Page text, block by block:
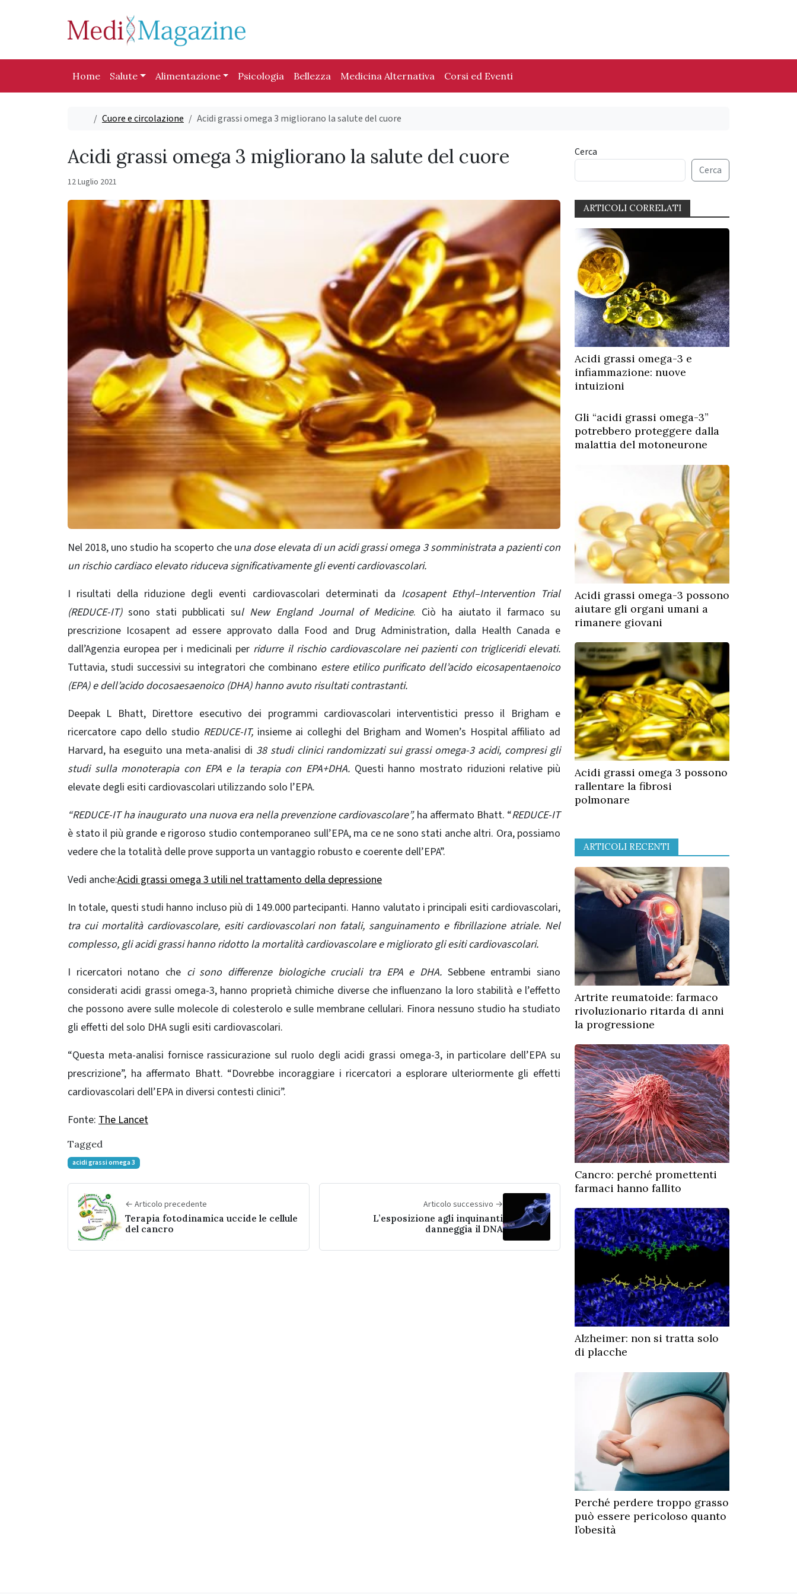
Home Salute Alimentazione Psicologia Bellezza Medicina Alternativa Corsi ed Eventi
Home
Cuore e circolazione Acidi grassi omega 3 migliorano la salute del cuore
Acidi grassi omega 3 migliorano la salute del cuore
12 Luglio 2021
Nel 2018, uno studio ha scoperto che una dose elevata di un acidi grassi omega 3 somministrata a pazienti con
un rischio cardiaco elevato riduceva significativamente gli eventi cardiovascolari.
I risultati della riduzione degli eventi cardiovascolari determinati da Icosapent Ethyl–Intervention Trial
(REDUCE-IT)sono stati pubblicati sul New England Journal of Medicine. Ciò ha aiutato il farmaco su
prescrizione Icosapent ad essere approvato dalla Food and Drug Administration, dalla Health Canada e
dall’Agenzia europea per i medicinali per ridurre il rischio cardiovascolare nei pazienti con trigliceridi elevati.
Tuttavia, studi successivi su integratori che combinano estere etilico purificato dell’acido eicosapentaenoico
(EPA) e dell’acido docosaesaenoico (DHA) hanno avuto risultati contrastanti.
Deepak L Bhatt, Direttore esecutivo dei programmi cardiovascolari interventistici presso il Brigham e
ricercatore capo dello studio REDUCE-IT, insieme ai colleghi del Brigham and Women’s Hospital affiliato ad
Harvard, ha eseguito una meta-analisi di 38 studi clinici randomizzati sui grassi omega-3 acidi, compresi gli
studi sulla monoterapia con EPA e la terapia con EPA+DHA. Questi hanno mostrato riduzioni relative più
elevate degli esiti cardiovascolari utilizzando solo l’EPA.
“REDUCE-IT ha inaugurato una nuova era nella prevenzione cardiovascolare”,ha affermato Bhatt. “REDUCE-IT
è stato il più grande e rigoroso studio contemporaneo sull’EPA, ma ce ne sono stati anche altri. Ora, possiamo
vedere che la totalità delle prove supporta un vantaggio robusto e coerente dell’EPA”.
Vedi anche:Acidi grassi omega 3 utili nel trattamento della depressione
In totale, questi studi hanno incluso più di 149.000 partecipanti. Hanno valutato i principali esiti cardiovascolari,
tra cui mortalità cardiovascolare, esiti cardiovascolari non fatali, sanguinamento e fibrillazione atriale. Nel
complesso, gli acidi grassi hanno ridotto la mortalità cardiovascolare e migliorato gli esiti cardiovascolari.
I ricercatori notano che ci sono differenze biologiche cruciali tra EPA e DHA. Sebbene entrambi siano
considerati acidi grassi omega-3, hanno proprietà chimiche diverse che influenzano la loro stabilità e l’effetto
che possono avere sulle molecole di colesterolo e sulle membrane cellulari. Finora nessuno studio ha studiato
gli effetti del solo DHA sugli esiti cardiovascolari.
“Questa meta-analisi fornisce rassicurazione sul ruolo degli acidi grassi omega-3, in particolare dell’EPA su
prescrizione”, ha affermato Bhatt. “Dovrebbe incoraggiare i ricercatori a esplorare ulteriormente gli effetti
cardiovascolari dell’EPA in diversi contesti clinici”.
Fonte: The Lancet
Tagged
acidi grassi omega 3
← Articolo precedente
Terapia fotodinamica uccide le cellule
del cancro
Articolo successivo →
L’esposizione agli inquinanti
danneggia il DNA
Cerca
Cerca
ARTICOLI CORRELATI
Acidi grassi omega-3 e
infiammazione: nuove
intuizioni
Gli “acidi grassi omega-3”
potrebbero proteggere dalla
malattia del motoneurone
Acidi grassi omega-3 possono
aiutare gli organi umani a
rimanere giovani
Acidi grassi omega 3 possono
rallentare la fibrosi
polmonare
ARTICOLI RECENTI
Artrite reumatoide: farmaco
rivoluzionario ritarda di anni
la progressione
Cancro: perché promettenti
farmaci hanno fallito
Alzheimer: non si tratta solo
di placche
Perché perdere troppo grasso
può essere pericoloso quanto
l’obesità